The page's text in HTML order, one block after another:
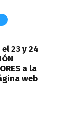
23 y 24
a la
web